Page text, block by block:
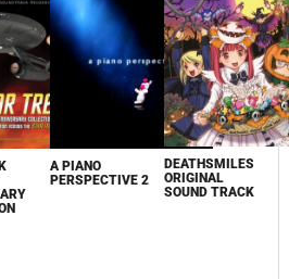
A PIANO
PERSPECTIVE 2
DEATHSMILES
ORIGINAL
SOUND TRACK